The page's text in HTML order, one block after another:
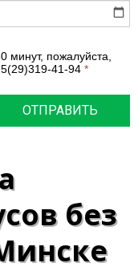
минут, пожалуйста,
41-94 *
ОТПРАВИТЬ
без